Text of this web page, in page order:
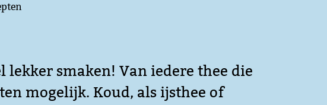
lekker smaken! Van iedere thee die
mogelijk. Koud, als ijsthee of